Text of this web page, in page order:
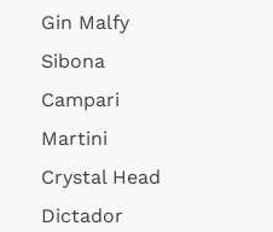
Gin Malfy
Sibona
Campari
Martini
Crystal Head
Dictador